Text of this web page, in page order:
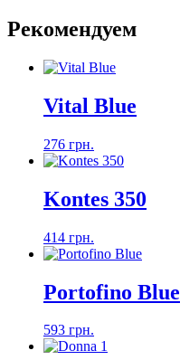
Рекомендуем
Vital Blue
276 грн.
Kontes 350
414 грн.
Portofino Blue
593 грн.